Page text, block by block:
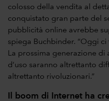
colosso della vendita al
conquistato gran parte del
pubblicità online avrebbe
spiega Buchbinder. “Oggi
La prossima generazione di
d’uso saranno altrettanto
altrettanto rivoluzionari.”
Il boom di Internet ha